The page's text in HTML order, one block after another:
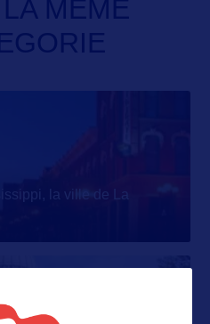
MÊME
la ville de La